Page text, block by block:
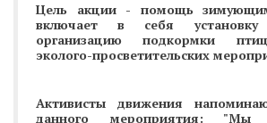
Цель акции - помощь
включает в себя
организацию подкормки
эколого-просветительских
Активисты движения
данного мероприятия: "Мы